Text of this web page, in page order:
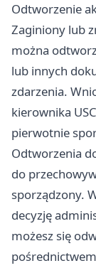
Odtworzenie
Zaginiony lub
można
lub innych
zdarzenia.
kierownika
pierwotnie
Odtworzenia
do
sporządzony.
decyzję
możesz się